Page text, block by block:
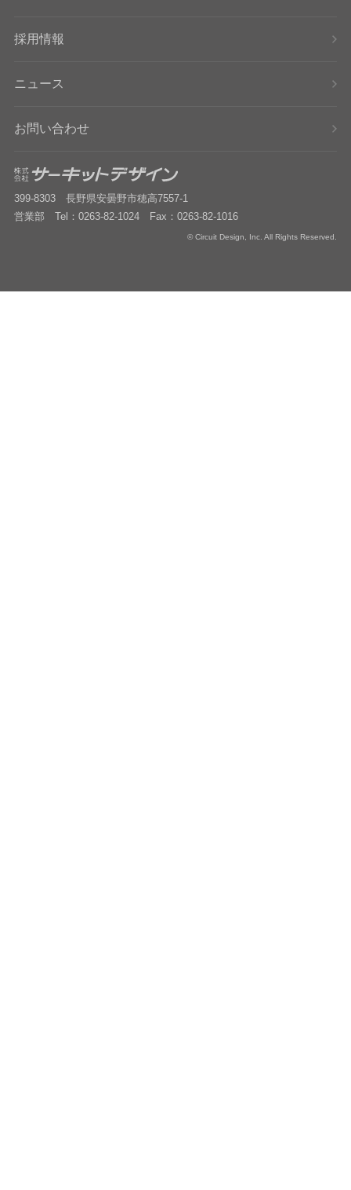
採用情報
ニュース
お問い合わせ
399-8303 長野県安曇野市穂高7557-1
営業部 Tel：0263-82-1024 Fax：0263-82-1016
© Circuit Design, Inc. All Rights Reserved.